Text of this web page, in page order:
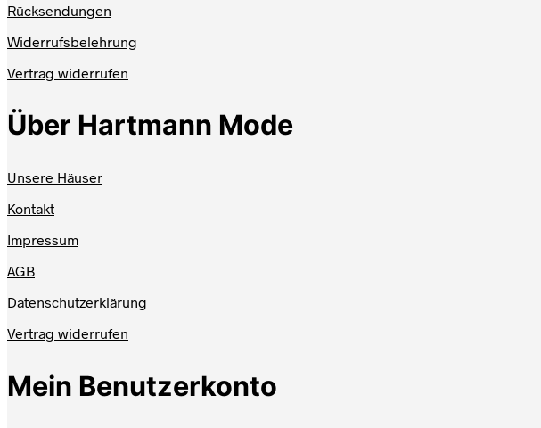
Rücksendungen
Widerrufsbelehrung
Vertrag widerrufen
Über Hartmann Mode
Unsere Häuser
Kontakt
Impressum
AGB
Datenschutzerklärung
Vertrag widerrufen
Mein Benutzerkonto